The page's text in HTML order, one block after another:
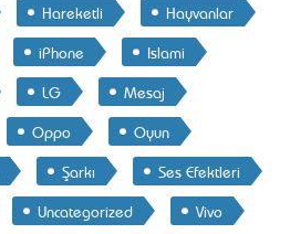
Hareketli
Hayvanlar
iPhone
Islami
LG
Mesaj
Oppo
Oyun
Şarkı
Ses Efektleri
Uncategorized Vivo